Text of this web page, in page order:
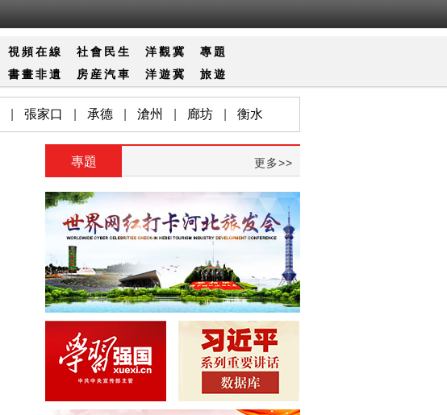
視頻在線 社會 民生 洋觀冀
專題
書畫非遺 房産汽車 洋遊冀 旅遊
張家口 承德 滄州 廊坊 衡水
專題 更多>>